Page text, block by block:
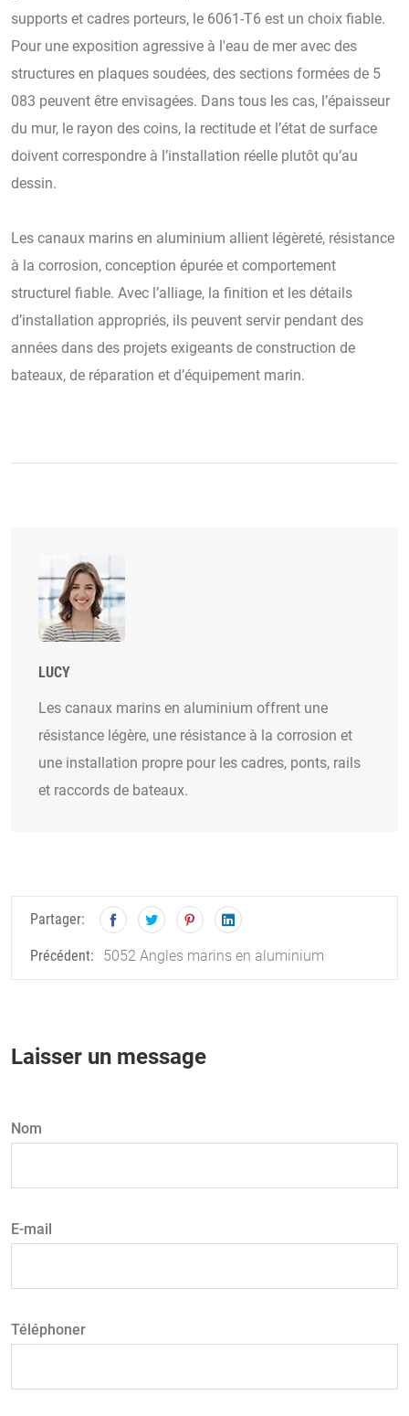
supports et cadres porteurs, le 6061-T6 est un choix fiable.
Pour une exposition agressive à l'eau de mer avec des
structures en plaques soudées, des sections formées de 5
083 peuvent être envisagées. Dans tous les cas, l’épaisseur
du mur, le rayon des coins, la rectitude et l’état de surface
doivent correspondre à l’installation réelle plutôt qu’au
dessin.
Les canaux marins en aluminium allient légèreté, résistance
à la corrosion, conception épurée et comportement
structurel fiable. Avec l’alliage, la finition et les détails
d’installation appropriés, ils peuvent servir pendant des
années dans des projets exigeants de construction de
bateaux, de réparation et d’équipement marin.
LUCY
Les canaux marins en aluminium offrent une
résistance légère, une résistance à la corrosion et
une installation propre pour les cadres, ponts, rails
et raccords de bateaux.
Partager:
Précédent: 5052 Angles marins en aluminium
Laisser un message
Nom
E-mail
Téléphoner